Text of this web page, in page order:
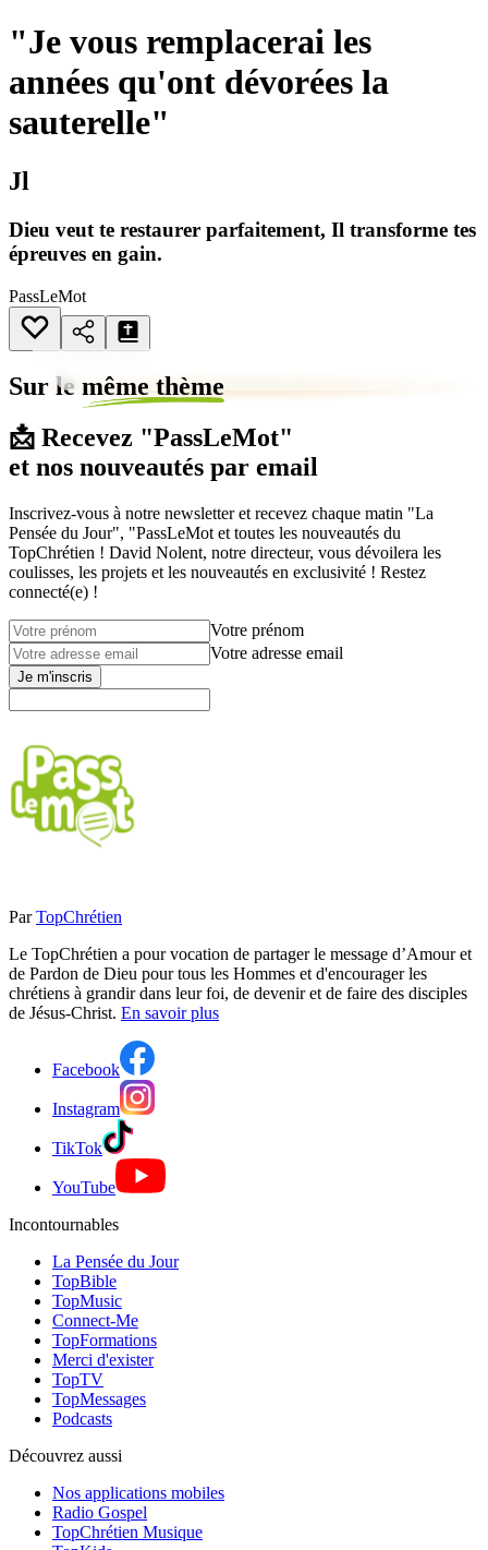
"Je vous remplacerai les
années qu'ont dévorées la
sauterelle"
Jl
Dieu veut te restaurer parfaitement, Il transforme tes
épreuves en gain.
PassLeMot
Sur le même thème
📩 Recevez "PassLeMot"
et nos nouveautés par email
Inscrivez-vous à notre newsletter et recevez chaque matin "La
Pensée du Jour", "PassLeMot et toutes les nouveautés du
TopChrétien ! David Nolent, notre directeur, vous dévoilera les
coulisses, les projets et les nouveautés en exclusivité ! Restez
connecté(e) !
Votre prénom
Votre adresse email
Je m'inscris
Par TopChrétien
Le TopChrétien a pour vocation de partager le message d’Amour et
de Pardon de Dieu pour tous les Hommes et d'encourager les
chrétiens à grandir dans leur foi, de devenir et de faire des disciples
de Jésus-Christ. En savoir plus
Facebook
Instagram
TikTok
YouTube
Incontournables
La Pensée du Jour
TopBible
TopMusic
Connect-Me
TopFormations
Merci d'exister
TopTV
TopMessages
Podcasts
Découvrez aussi
Nos applications mobiles
Radio Gospel
TopChrétien Musique